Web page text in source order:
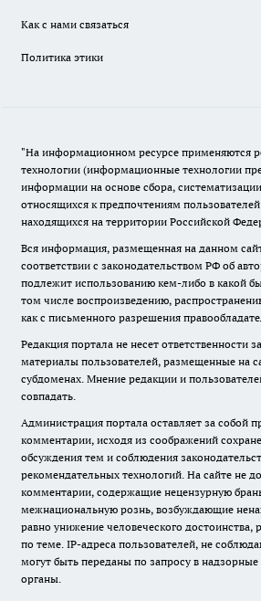
Как с нами связаться
Политика этики
"На информационном ресурсе применяются
технологии (информационные технологии
информации на основе сбора,
относящихся к предпочтениям
находящихся на территории Российской
Вся информация, размещенная на данном
соответствии с законодательством РФ об
подлежит использованию кем-либо в какой
том числе воспроизведению,
как с письменного разрешения
Редакция портала не несет ответственности
материалы пользователей, размещенные на
субдоменах. Мнение редакции и
совпадать.
Администрация портала оставляет за собой
комментарии, исходя из соображений
обсуждения тем и соблюдения
рекомендательных технологий. На сайте не
комментарии, содержащие нецензурную
межнациональную рознь, возбуждающие
равно унижение человеческого
по теме. IP-адреса пользователей, не
могут быть переданы по запросу в
органы.